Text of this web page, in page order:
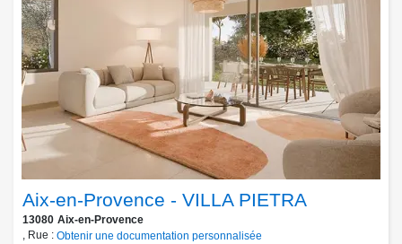
Aix-en-Provence - VILLA PIETRA
13080 Aix-en-Provence
, Rue : Obtenir une documentation personnalisée